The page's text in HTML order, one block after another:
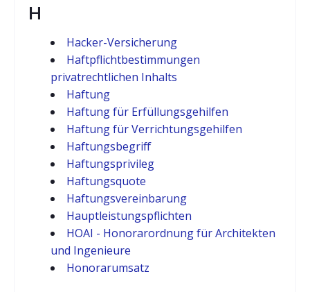
H
Hacker-Versicherung
Haftpflichtbestimmungen
privatrechtlichen Inhalts
Haftung
Haftung für Erfüllungsgehilfen
Haftung für Verrichtungsgehilfen
Haftungsbegriff
Haftungsprivileg
Haftungsquote
Haftungsvereinbarung
Hauptleistungspflichten
HOAI - Honorarordnung für Architekten
und Ingenieure
Honorarumsatz